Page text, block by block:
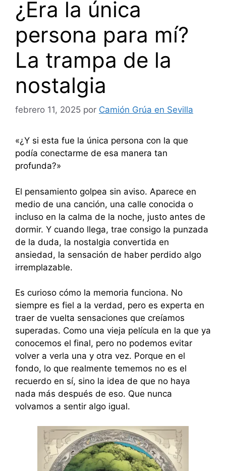
¿Era la única
persona para mí?
La trampa de la
nostalgia
febrero 11, 2025 por Camión Grúa en Sevilla
«¿Y si esta fue la única persona con la que
podía conectarme de esa manera tan
profunda?»
El pensamiento golpea sin aviso. Aparece en
medio de una canción, una calle conocida o
incluso en la calma de la noche, justo antes de
dormir. Y cuando llega, trae consigo la punzada
de la duda, la nostalgia convertida en
ansiedad, la sensación de haber perdido algo
irremplazable.
Es curioso cómo la memoria funciona. No
siempre es fiel a la verdad, pero es experta en
traer de vuelta sensaciones que creíamos
superadas. Como una vieja película en la que ya
conocemos el final, pero no podemos evitar
volver a verla una y otra vez. Porque en el
fondo, lo que realmente tememos no es el
recuerdo en sí, sino la idea de que no haya
nada más después de eso. Que nunca
volvamos a sentir algo igual.